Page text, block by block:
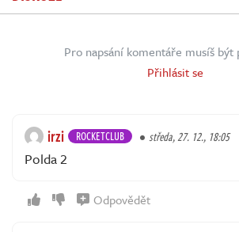
Pro napsání komentáře musíš být
Přihlásit se
irzi ROCKETCLUB středa, 27. 12., 18:05
Polda 2
Odpovědět